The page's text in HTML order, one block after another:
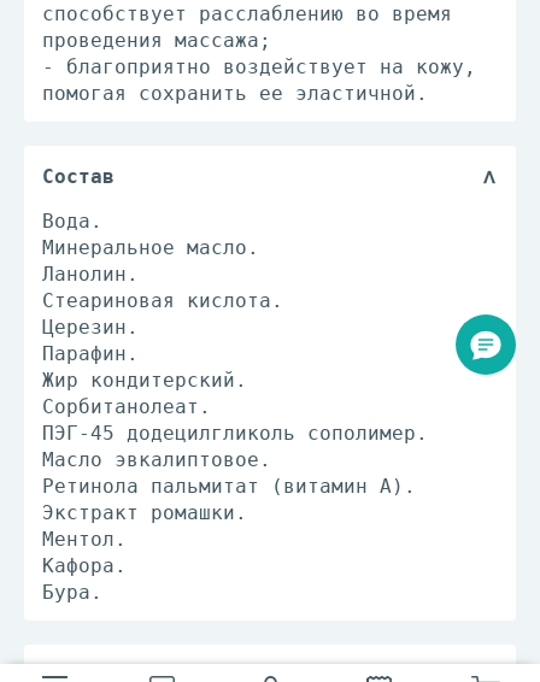
способствует расслаблению во время
проведения массажа;
- благоприятно воздействует на кожу,
помогая сохранить ее эластичной.
Состав
Вода.
Минеральное масло.
Ланолин.
Стеариновая кислота.
Церезин.
Парафин.
Жир кондитерский.
Сорбитанолеат.
ПЭГ-45 додецилгликоль сополимер.
Масло эвкалиптовое.
Ретинола пальмитат (витамин А).
Экстракт ромашки.
Ментол.
Кафора.
Бура.
Способ применения